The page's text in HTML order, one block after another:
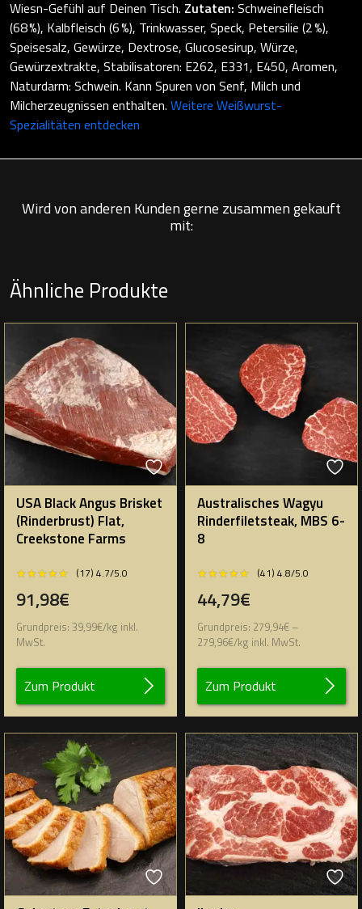
Wiesn-Gefühl auf Deinen Tisch. Zutaten: Schweinefleisch
(68 %), Kalbfleisch (6 %), Trinkwasser, Speck, Petersilie (2 %),
Speisesalz, Gewürze, Dextrose, Glucosesirup, Würze,
Gewürzextrakte, Stabilisatoren: E262, E331, E450, Aromen,
Naturdarm: Schwein. Kann Spuren von Senf, Milch und
Milcherzeugnissen enthalten. Weitere Weißwurst-
Spezialitäten entdecken
Wird von anderen Kunden gerne zusammen gekauft
mit:
Ähnliche Produkte
USA Black Angus Brisket
(Rinderbrust) Flat,
Creekstone Farms
★★★★★
★★★★★ (17) 4.7/5.0
91,98€
Grundpreis: 39,99€/kg inkl.
MwSt.
Zum Produkt
Australisches Wagyu
Rinderfiletsteak, MBS 6-
8
★★★★★
★★★★★ (41) 4.8/5.0
44,79€
Grundpreis: 279,94€ –
279,96€/kg inkl. MwSt.
Zum Produkt